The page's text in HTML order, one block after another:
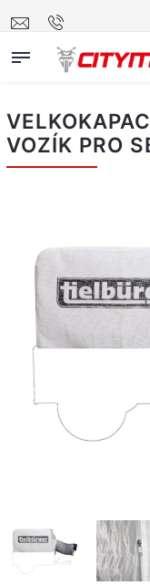
VOZÍK PRO